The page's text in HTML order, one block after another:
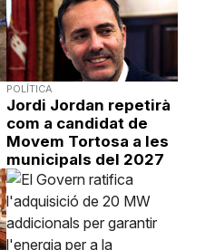
POLÍTICA
Jordi Jordan repetirà
com a candidat de
Movem Tortosa a les
municipals del 2027